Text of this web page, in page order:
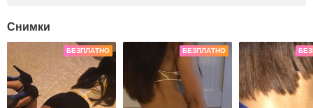
Снимки
БЕЗПЛАТНО БЕЗПЛАТНО